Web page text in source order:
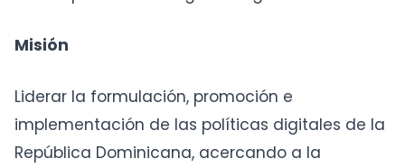
Misión
Liderar la formulación, promoción e
implementación de las políticas digitales de la
República Dominicana, acercando a la